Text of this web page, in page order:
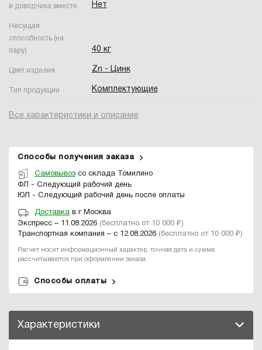
и доводчика вместе
Нет
Несущая
способность (на
пару)
40 кг
Цвет изделия Zn - Цинк
Тип продукции Комплектующие
Все характеристики и описание
Способы получения заказа
Самовывоз со склада Томилино
ФЛ - Следующий рабочий день
ЮЛ - Следующий рабочий день после оплаты
Доставка в г Москва
Экспресс – 11.08.2026 (бесплатно от 10 000 ₽)
Транспортная компания – с 12.08.2026 (бесплатно от 10 000 ₽)
Расчет носит информационный характер, точная дата и сумма
рассчитываются при оформлении заказа.
Способы оплаты
Характеристики